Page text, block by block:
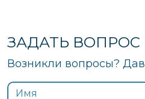
ЗАДАТЬ ВОПРОС
Возникли вопросы?